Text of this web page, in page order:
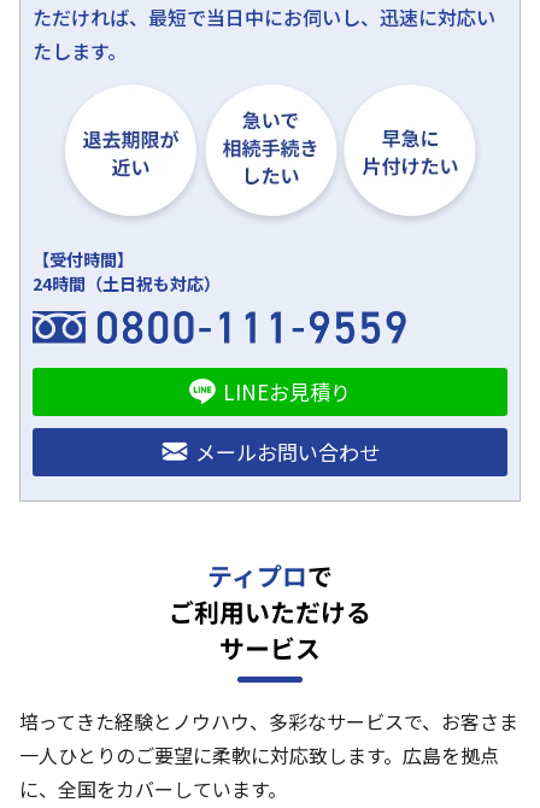
ただければ、最短で当日中にお伺いし、迅速に対応い
たします。
【受付時間】
24時間（土日祝も対応）
LINEお見積り
メールお問い合わせ
ティプロで
ご利用いただける
サービス
培ってきた経験とノウハウ、多彩なサービスで、お客さま
一人ひとりのご要望に柔軟に対応致します。 広島を拠点
に、全国をカバーしています。